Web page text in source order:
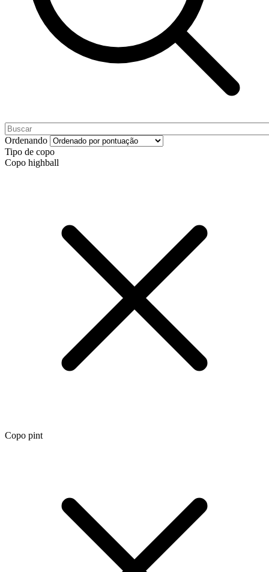
Ordenando
Tipo de copo
Copo highball
Copo pint